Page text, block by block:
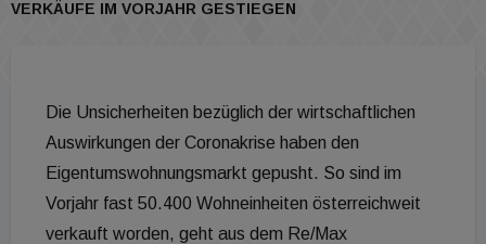
VERKÄUFE IM VORJAHR GESTIEGEN
Die Unsicherheiten bezüglich der wirtschaftlichen
Auswirkungen der Coronakrise haben den
Eigentumswohnungsmarkt gepusht. So sind im
Vorjahr fast 50.400 Wohneinheiten österreichweit
verkauft worden, geht aus dem Re/Max